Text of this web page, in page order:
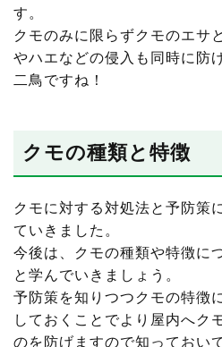
す。
クモのみに限らずクモのエサ
やハエなどの侵入も同時に防
二鳥ですね！
クモの種類と特徴
クモに対する対処法と予防策
ていきました。
今後は、クモの種類や特徴に
と学んでいきましょう。
予防策を知りつつクモの特徴
しておくことでより屋内へク
のを防げますので知っておい